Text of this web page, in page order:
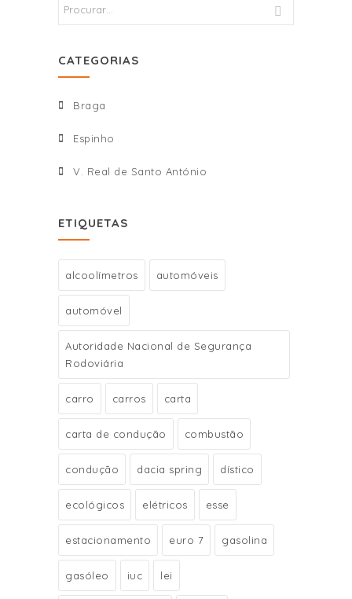
CATEGORIAS
Braga
Espinho
V. Real de Santo António
ETIQUETAS
alcoolímetros automóveis
automóvel
Autoridade Nacional de Segurança
Rodoviária
carro carros carta
carta de condução combustão
condução dacia spring dístico
ecológicos elétricos esse
estacionamento euro 7 gasolina
gasóleo iuc lei